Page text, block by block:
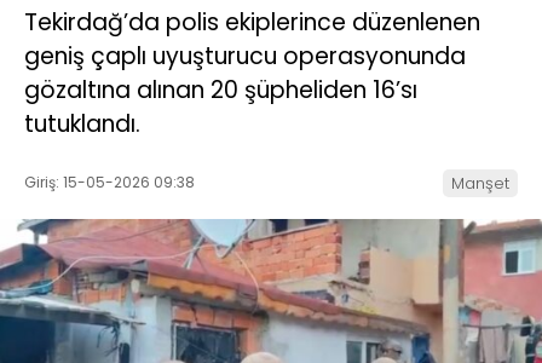
Tekirdağ’da polis ekiplerince düzenlenen
geniş çaplı uyuşturucu operasyonunda
gözaltına alınan 20 şüpheliden 16’sı
tutuklandı.
Giriş: 15-05-2026 09:38 Manşet